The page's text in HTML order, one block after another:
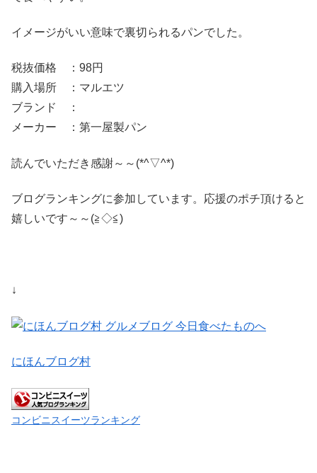
イメージがいい意味で裏切られるパンでした。
税抜価格 ：98円
購入場所 ：マルエツ
ブランド ：
メーカー ：第一屋製パン
読んでいただき感謝～～(*^▽^*)
ブログランキングに参加しています。応援のポチ頂けると
嬉しいです～～(≧◇≦)
↓
にほんブログ村
コンビニスイーツランキング